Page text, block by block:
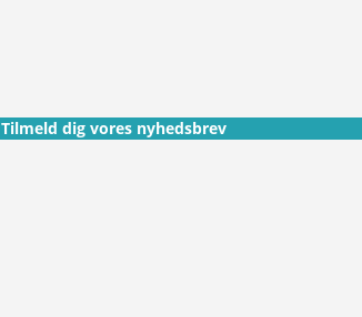
Tilmeld dig vores nyhedsbrev